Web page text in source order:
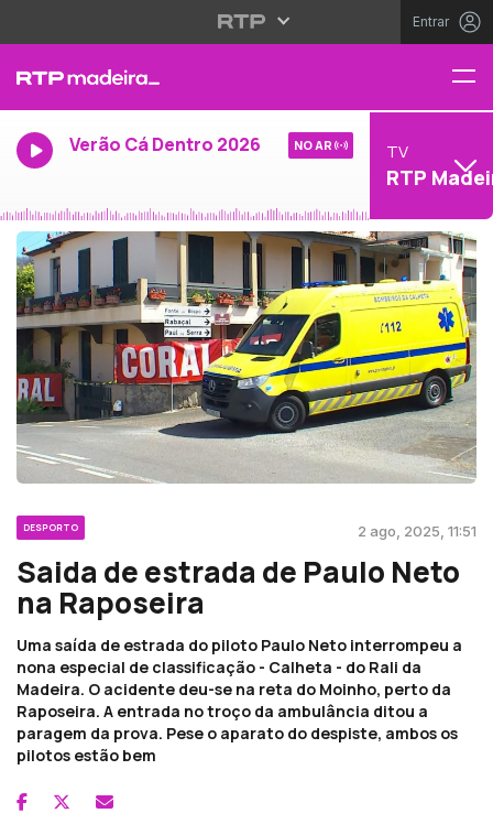
Entrar
Verão Cá Dentro 2026 NO AR TV
RTP
DESPORTO 2 ago, 2025, 11:51
Saida de estrada de Paulo Neto
na Raposeira
Uma saída de estrada do piloto Paulo Neto interrompeu a
nona especial de classificação - Calheta - do Rali da
Madeira. O acidente deu-se na reta do Moinho, perto da
Raposeira. A entrada no troço da ambulância ditou a
paragem da prova. Pese o aparato do despiste, ambos os
pilotos estão bem